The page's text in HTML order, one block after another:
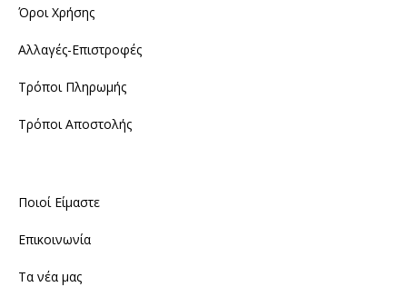
Όροι Χρήσης
Αλλαγές-Επιστροφές
Τρόποι Πληρωμής
Τρόποι Αποστολής
Ποιοί Είμαστε
Επικοινωνία
Τα νέα μας